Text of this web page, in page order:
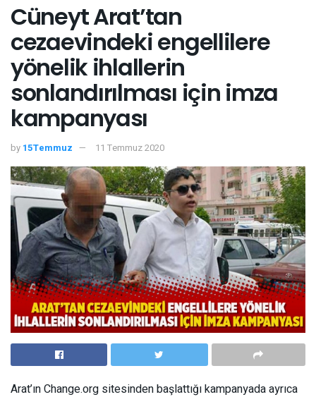
Cüneyt Arat’tan
cezaevindeki engellilere
yönelik ihlallerin
sonlandırılması için imza
kampanyası
by 15Temmuz 11 Temmuz 2020
Arat’ın Change.org sitesinden başlattığı kampanyada ayrıca